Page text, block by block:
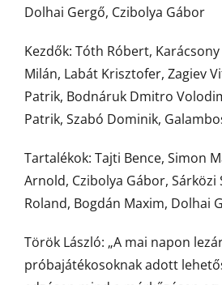
Dolhai Gergő, Czibolya Gábor
Kezdők: Tóth Róbert,
Milán, Labát Krisztofer, Zagiev
Patrik, Bodnáruk Dmitro
Patrik, Szabó Dominik,
Tartalékok: Tajti Bence, Simon
Arnold, Czibolya Gábor, Sárközi
Roland, Bogdán Maxim, Dolhai
Török László: „A mai napon
próbajátékosoknak adott